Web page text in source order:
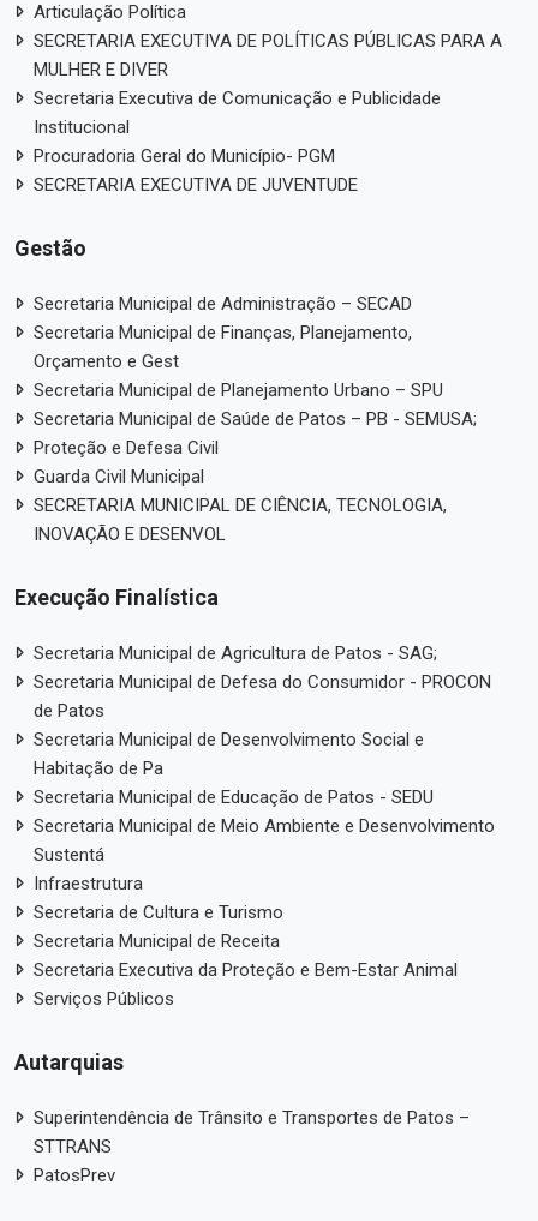
Articulação Política
SECRETARIA EXECUTIVA DE POLÍTICAS PÚBLICAS PARA A
MULHER E DIVER
Secretaria Executiva de Comunicação e Publicidade
Institucional
Procuradoria Geral do Município- PGM
SECRETARIA EXECUTIVA DE JUVENTUDE
Gestão
Secretaria Municipal de Administração – SECAD
Secretaria Municipal de Finanças, Planejamento,
Orçamento e Gest
Secretaria Municipal de Planejamento Urbano – SPU
Secretaria Municipal de Saúde de Patos – PB - SEMUSA;
Proteção e Defesa Civil
Guarda Civil Municipal
SECRETARIA MUNICIPAL DE CIÊNCIA, TECNOLOGIA,
INOVAÇÃO E DESENVOL
Execução Finalística
Secretaria Municipal de Agricultura de Patos - SAG;
Secretaria Municipal de Defesa do Consumidor - PROCON
de Patos
Secretaria Municipal de Desenvolvimento Social e
Habitação de Pa
Secretaria Municipal de Educação de Patos - SEDU
Secretaria Municipal de Meio Ambiente e Desenvolvimento
Sustentá
Infraestrutura
Secretaria de Cultura e Turismo
Secretaria Municipal de Receita
Secretaria Executiva da Proteção e Bem-Estar Animal
Serviços Públicos
Autarquias
Superintendência de Trânsito e Transportes de Patos –
STTRANS
PatosPrev